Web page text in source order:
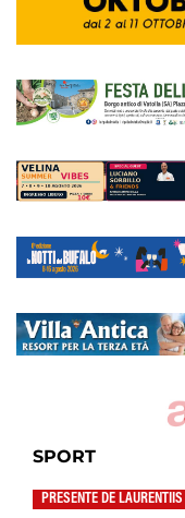
SPORT
PRESENTE DE LAURENTIIS